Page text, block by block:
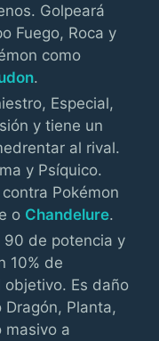
Golpeará
Fuego, Roca y
como
.
Especial,
y tiene un
al rival.
y Psíquico.
Pokémon
o Chandelure.
90 de potencia y
10% de
Es daño
Planta,
masivo a